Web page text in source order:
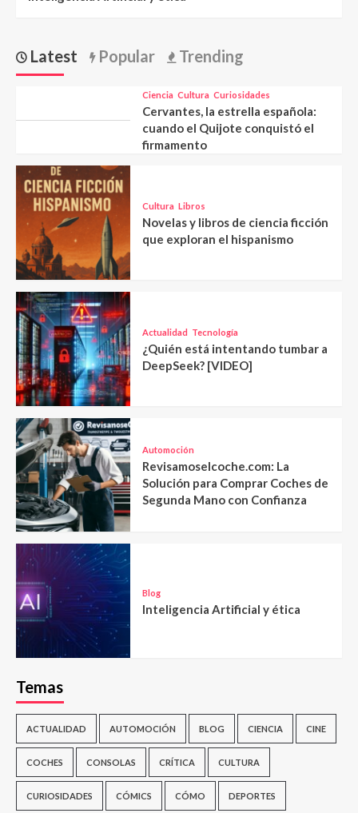
Latest Popular Trending
Ciencia Cultura Curiosidades
Cervantes, la estrella española:
cuando el Quijote conquistó el
firmamento
Cultura Libros
Novelas y libros de ciencia ficción
que exploran el hispanismo
Actualidad Tecnología
¿Quién está intentando tumbar a
DeepSeek? [VIDEO]
Automoción
Revisamoselcoche.com: La
Solución para Comprar Coches de
Segunda Mano con Confianza
Blog
Inteligencia Artificial y ética
Temas
ACTUALIDAD AUTOMOCIÓN BLOG CIENCIA CINE
COCHES CONSOLAS CRÍTICA CULTURA
CURIOSIDADES CÓMICS CÓMO DEPORTES